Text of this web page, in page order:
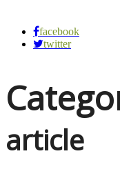
facebook
twitter
article